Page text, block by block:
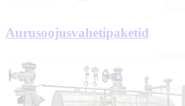
Aurusoojusvahetipaketid